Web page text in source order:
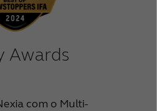
Awards
com o Multi-